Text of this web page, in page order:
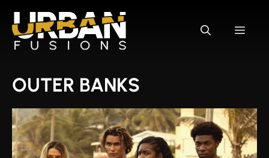
contenu
OUTER BANKS